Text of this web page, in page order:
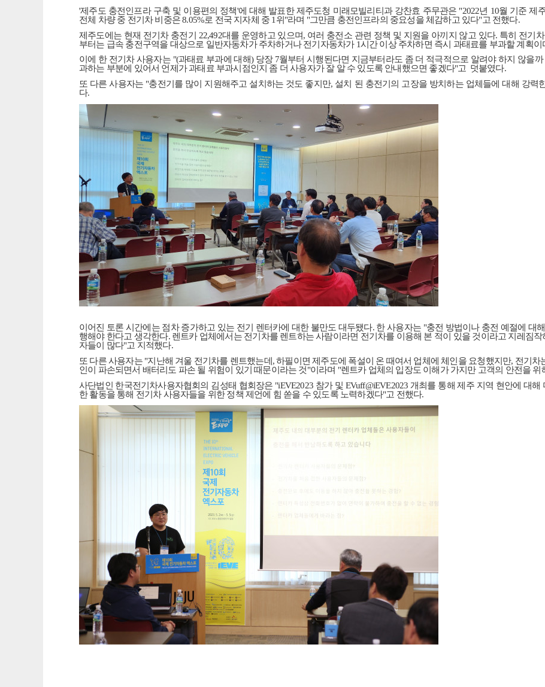
'제주도 충전인프라 구축 및 이용편의 정책'에 대해 발표한 제주도청 미래모빌리티과 강찬효 주무관은 "2022년 10월 기준 제
전체 차량 중 전기차 비중은8.05%로 전국 지자체 중 1 위 "라며 "그만큼 충전인프라의 중요성을 체감하고 있다"고 전했다.
제주도에는 현재 전기차 충전기 22,492대를 운영하고 있으며, 여러 충전소 관련 정책 및 지원을 아끼지 않고 있다. 특히 전기
부터는 급속 충전구역을 대상으로 일반자동차가 주차하거나 전기자동차가 1시간 이상 주차하면 즉시 과태료를 부과할 계획이
이에 한 전기차 사용자는 "(과태료 부과에 대해) 당장 7월부터 시행된다면 지금부터라도 좀 더 적극적으로 알려야 하지 않을
과하는 부분에 있어서 언제가 과태료 부과시점인지 좀 더 사용자가 잘 알 수 있도록 안내했으면 좋겠다"고 덧붙였다.
또 다른 사용자는 "충전기를 많이 지원해주고 설치하는 것도 좋지만, 설치 된 충전기의 고장을 방치하는 업체들에 대해 강력
다.
이어진 토론 시간에는 점차 증가하고 있는 전기 렌터카에 대한 불만도 대두됐다. 한 사용자는 "충전 방법이나 충전 예절에 대
행해야 한다고 생각한다. 렌트카 업체에서는 전기차를 렌트하는 사람이라면 전기차를 이용해 본 적이 있을 것이라고 지레짐작
자들이 많다"고 지적했다.
또 다른 사용자는 "지난해 겨울 전기차를 렌트했는데 ,하필이면 제주도에 폭설이 온 때여서 업체에 체인을 요청했지만, 전기차
인이 파손되면서 배터리도 파손 될 위험이 있기 때문이라는 것"이라며 "렌트카 업체의 입장도 이해가 가지만 고객의 안전을
사단법인 한국전기차사용자협회의 김성태 협회장은 "iEVE2023 참가 및 EVuff@iEVE2023 개최를 통해 제주 지역 현안에 대해
한 활동을 통해 전기차 사용자들을 위한 정책 제언에 힘 쏟을 수 있도록 노력하겠다"고 전했다.